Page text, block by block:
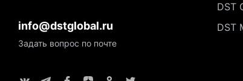
info@dstglobal.ru
Задать вопрос по почте
DST
DST